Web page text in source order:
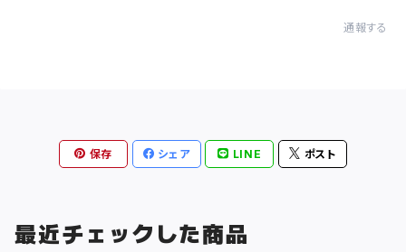
通報する
保存 シェア LINE ポスト
最近チェックした商品